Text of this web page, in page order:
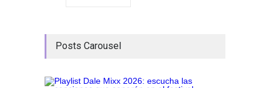
Posts Carousel